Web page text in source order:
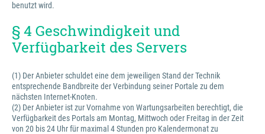
benutzt wird.
§ 4 Geschwindigkeit und
Verfügbarkeit des Servers
(1) Der Anbieter schuldet eine dem jeweiligen Stand der Technik
entsprechende Bandbreite der Verbindung seiner Portale zu dem
nächsten Internet-Knoten.
(2) Der Anbieter ist zur Vornahme von Wartungsarbeiten berechtigt, die
Verfügbarkeit des Portals am Montag, Mittwoch oder Freitag in der Zeit
von 20 bis 24 Uhr für maximal 4 Stunden pro Kalendermonat zu